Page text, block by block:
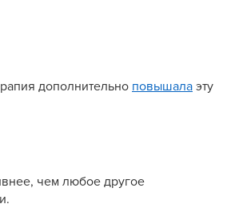
дополнительно повышала эту
чем любое другое